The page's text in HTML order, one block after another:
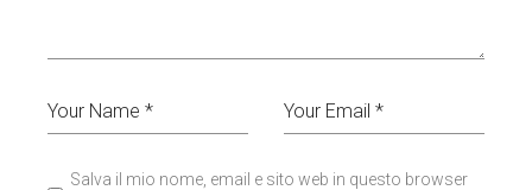
Salva il mio nome, email e sito web in questo browser